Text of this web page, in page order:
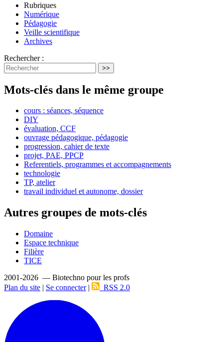
Rubriques
Numérique
Pédagogie
Veille scientifique
Archives
Rechercher :
>>
Mots-clés dans le même groupe
cours : séances, séquence
DIY
évaluation, CCF
ouvrage pédagogique, pédagogie
progression, cahier de texte
projet, PAE, PPCP
Referentiels, programmes et accompagnements
technologie
TP, atelier
travail individuel et autonome, dossier
Autres groupes de mots-clés
Domaine
Espace technique
Filière
TICE
2001-2026 — Biotechno pour les profs
Plan du site | Se connecter| RSS 2.0